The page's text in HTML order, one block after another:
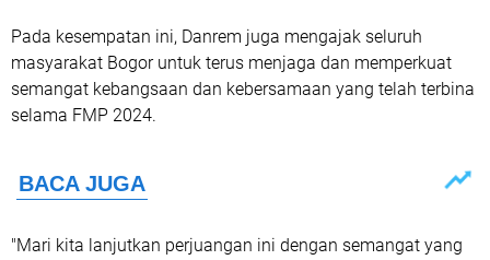
Pada kesempatan ini, Danrem juga mengajak seluruh
masyarakat Bogor untuk terus menjaga dan memperkuat
semangat kebangsaan dan kebersamaan yang telah terbina
selama FMP 2024.
"Mari kita lanjutkan perjuangan ini dengan semangat yang